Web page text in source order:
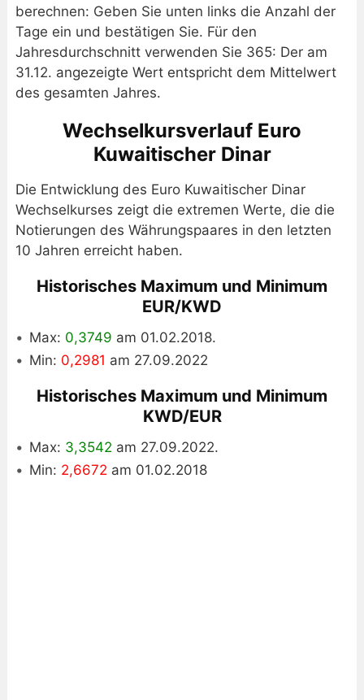
berechnen: Geben Sie unten links die Anzahl der
Tage ein und bestätigen Sie. Für den
Jahresdurchschnitt verwenden Sie 365: Der am
31.12. angezeigte Wert entspricht dem Mittelwert
des gesamten Jahres.
Wechselkursverlauf Euro
Kuwaitischer Dinar
Die Entwicklung des Euro Kuwaitischer Dinar
Wechselkurses zeigt die extremen Werte, die die
Notierungen des Währungspaares in den letzten
10 Jahren erreicht haben.
Historisches Maximum und Minimum
EUR/KWD
Max: 0,3749 am 01.02.2018.
Min: 0,2981 am 27.09.2022
Historisches Maximum und Minimum
KWD/EUR
Max: 3,3542 am 27.09.2022.
Min: 2,6672 am 01.02.2018